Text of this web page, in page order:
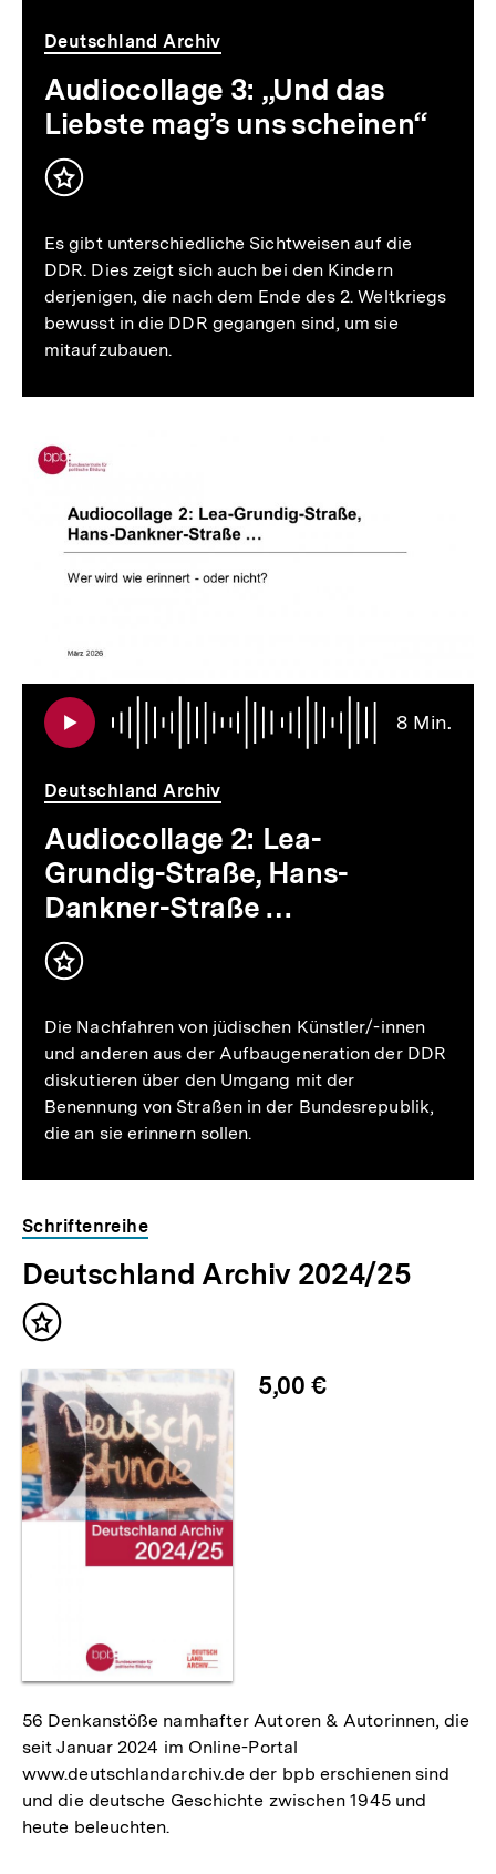
Deutschland Archiv
Audiocollage 3: „Und das
Liebste mag’s uns scheinen“
Es gibt unterschiedliche Sichtweisen auf die
DDR. Dies zeigt sich auch bei den Kindern
derjenigen, die nach dem Ende des 2. Weltkriegs
bewusst in die DDR gegangen sind, um sie
mitaufzubauen.
8 Min.
Deutschland Archiv
Audiocollage 2: Lea-
Grundig-Straße, Hans-
Dankner-Straße …
Die Nachfahren von jüdischen Künstler/-innen
und anderen aus der Aufbaugeneration der DDR
diskutieren über den Umgang mit der
Benennung von Straßen in der Bundesrepublik,
die an sie erinnern sollen.
Schriftenreihe
Deutschland Archiv 2024/25
Inhalt
5,00 €
56 Denkanstöße namhafter Autoren & Autorinnen, die
seit Januar 2024 im Online-Portal
www.deutschlandarchiv.de der bpb erschienen sind
und die deutsche Geschichte zwischen 1945 und
heute beleuchten.